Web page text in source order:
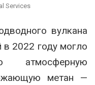
Services
вулкана
в 2022 году могло
атмосферную
метан —